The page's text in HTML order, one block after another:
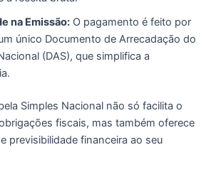
na Emissão:O pagamento é feito por
único Documento de Arrecadação do
(DAS), que simplifica a
Simples Nacional não só facilita o
fiscais, mas também oferece
previsibilidade financeira ao seu